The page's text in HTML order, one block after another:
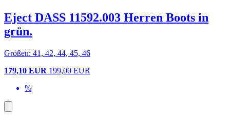
Eject DASS 11592.003 Herren Boots in
grün.
Größen: 41, 42, 44, 45, 46
179,10 EUR 199,00 EUR
%